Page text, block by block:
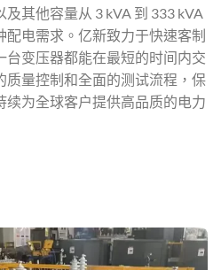
其他容量从 3 kVA 到 333 kVA
配电需求。亿新致力于快速客制
变压器都能在最短的时间内交
质量控制和全面的测试流程，保
为全球客户提供高品质的电力